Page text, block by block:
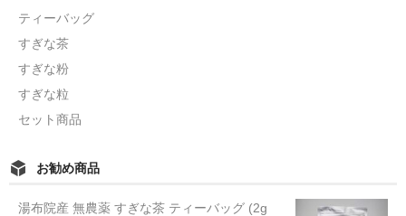
すぎな粉
すぎな粒
すぎな茶
セット商品
ティーバッグ
お勧め商品
湯布院産 無農薬 すぎな茶 ティーバッグ (2g